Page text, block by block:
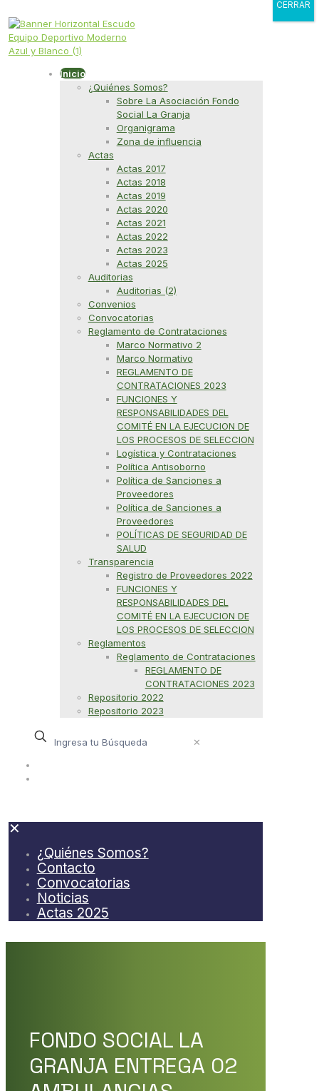
Inicio
¿Quiénes Somos?
Sobre La Asociación Fondo
Social La Granja
Organigrama
Zona de influencia
Actas
Actas 2017
Actas 2018
Actas 2019
Actas 2020
Actas 2021
Actas 2022
Actas 2023
Actas 2025
Auditorias
Auditorias (2)
Convenios
Convocatorias
Reglamento de Contrataciones
Marco Normativo 2
Marco Normativo
REGLAMENTO DE
CONTRATACIONES 2023
FUNCIONES Y
RESPONSABILIDADES DEL
COMITÉ EN LA EJECUCION DE
LOS PROCESOS DE SELECCION
Logística y Contrataciones
Política Antisoborno
Política de Sanciones a
Proveedores
Política de Sanciones a
Proveedores
POLÍTICAS DE SEGURIDAD DE
SALUD
Transparencia
Registro de Proveedores 2022
FUNCIONES Y
RESPONSABILIDADES DEL
COMITÉ EN LA EJECUCION DE
LOS PROCESOS DE SELECCION
Reglamentos
Reglamento de Contrataciones
REGLAMENTO DE
CONTRATACIONES 2023
Repositorio 2022
Repositorio 2023
✕
✕
¿Quiénes Somos?
Contacto
Convocatorias
Noticias
Actas 2025
FONDO SOCIAL LA
GRANJA ENTREGA 02
CERRAR